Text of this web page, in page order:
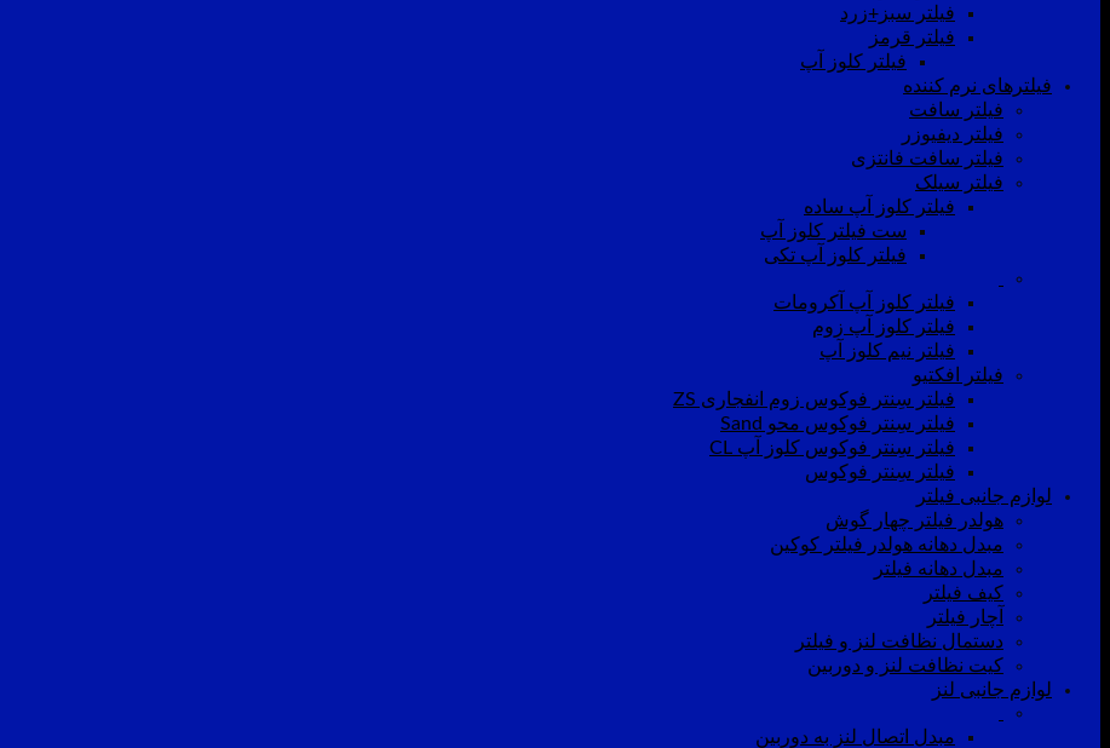
فیلتر سبز+زرد
فیلتر قرمز
فیلتر کلوز آپ
فیلترهای نرم کننده
فیلتر سافت
فیلتر دیفیوزر
فیلتر سافت فانتزی
فیلتر سیلک
فیلتر کلوز آپ ساده
ست فیلتر کلوز آپ
فیلتر کلوز آپ تکی
فیلتر کلوز آپ آکرومات
فیلتر کلوز آپ زوم
فیلتر نیم کلوز آپ
فیلتر افکتیو
فیلتر سِنتر فوکوس زوم انفجاری ZS
فیلتر سِنتر فوکوس محو Sand
فیلتر سِنتر فوکوس کلوز آپ CL
فیلتر سِنتر فوکوس
لوازم جانبی فیلتر
هولدر فیلتر چهار گوش
مبدل دهانه هولدر فیلتر کوکین
مبدل دهانه فیلتر
کیف فیلتر
آچار فیلتر
دستمال نظافت لنز و فیلتر
کیت نظافت لنز و دوربین
لوازم جانبی لنز
مبدل اتصال لنز به دوربین